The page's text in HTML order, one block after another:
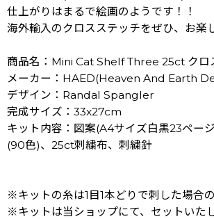
仕上がりはまるで絵画のようです！！
海外輸入のクロスステッチをぜひ、お楽
商品名：Mini Cat Shelf Three 25ct クロ
メーカー：HAED(Heaven And Earth
デザイン：Randal Spangler
完成サイズ：33x27cm
キット内容：図案(A4サイズ白黒23ペー
(90色)、25ct刺繍布、刺繍針
※キットの糸は1目1本どりで刺した場合の
※キットは当ショップにて、セットいたし